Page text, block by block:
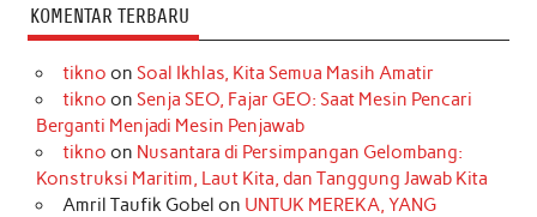
KOMENTAR TERBARU
tikno on Soal Ikhlas, Kita Semua Masih Amatir
tikno on Senja SEO, Fajar GEO: Saat Mesin Pencari
Berganti Menjadi Mesin Penjawab
tikno on Nusantara di Persimpangan Gelombang:
Konstruksi Maritim, Laut Kita, dan Tanggung Jawab Kita
Amril Taufik Gobel on UNTUK MEREKA, YANG